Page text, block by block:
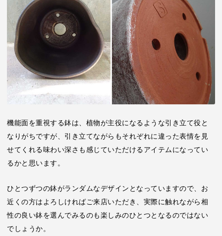
機能面を重視する鉢は、植物が主役になるような引き立て役と
なりがちですが、引き立てながらもそれぞれに違った表情を見
せてくれる味わい深さも感じていただけるアイテムになってい
るかと思います。
ひとつずつの鉢がランダムなデザインとなっていますので、お
近くの方はよろしければご来店いただき、実際に触れながら相
性の良い鉢を選んでみるのも楽しみのひとつとなるのではない
でしょうか。